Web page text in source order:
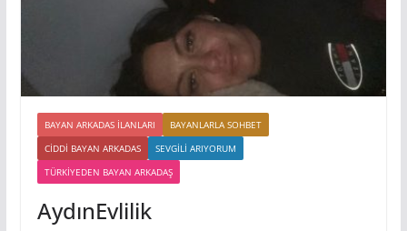
BAYAN ARKADAS ILANLARI
BAYANLARLA SOHBET
CIDDI BAYAN ARKADAS
SEVGILI ARIYORUM
TÜRKIYEDEN BAYAN ARKADAŞ
AydınEvlilik